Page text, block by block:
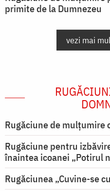
primite de la Dumnezeu
vezi mai
Rugăciune de mulţumire
Rugăciune pentru
înaintea icoanei „Potirul
Rugăciunea „Cuvine-se